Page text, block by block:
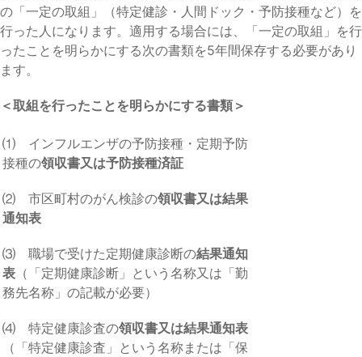
の「一定の取組」（特定健診・人間ドック・予防接種など）を
行った人になります。適用する場合には、「一定の取組」を行
ったことを明らかにする次の書類を5年間保存する必要があり
ます。
＜取組を行ったことを明らかにする書類＞
⑴ インフルエンザの予防接種・定期予防
接種の領収書又は予防接種済証
⑵ 市区町村のがん検診の領収書又は結果
通知表
⑶ 職場で受けた定期健康診断の結果通知
表 （「定期健康診断」という名称又は「勤
務先名称」の記載が必要）
⑷ 特定健康診査の領収書又は結果通知表
（「特定健康診査」という名称または「保